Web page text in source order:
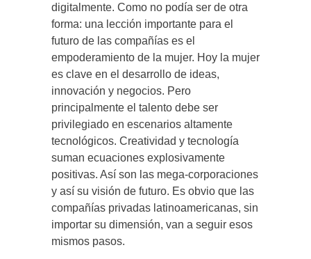
digitalmente. Como no podía ser de otra
forma: una lección importante para el
futuro de las compañías es el
empoderamiento de la mujer. Hoy la mujer
es clave en el desarrollo de ideas,
innovación y negocios. Pero
principalmente el talento debe ser
privilegiado en escenarios altamente
tecnológicos. Creatividad y tecnología
suman ecuaciones explosivamente
positivas. Así son las mega-corporaciones
y así su visión de futuro. Es obvio que las
compañías privadas latinoamericanas, sin
importar su dimensión, van a seguir esos
mismos pasos.